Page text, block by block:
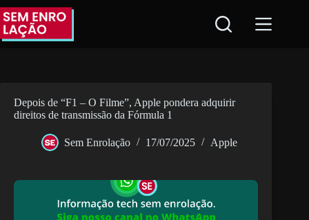
Pular
para
conteúdo
Depois de “F1 – O Filme”, Apple pondera adquirir
direitos de transmissão da Fórmula 1
Sem Enrolação 17/07/2025 Apple